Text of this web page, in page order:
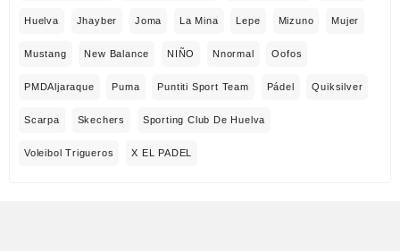
Huelva Jhayber Joma La Mina Lepe Mizuno Mujer
Mustang New Balance NIÑO Nnormal Oofos
PMDAljaraque Puma Puntiti Sport Team Pádel Quiksilver
Scarpa Skechers Sporting Club De Huelva
Voleibol Trigueros X EL PADEL